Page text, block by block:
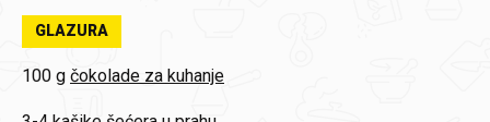
GLAZURA
100 g čokolade za kuhanje